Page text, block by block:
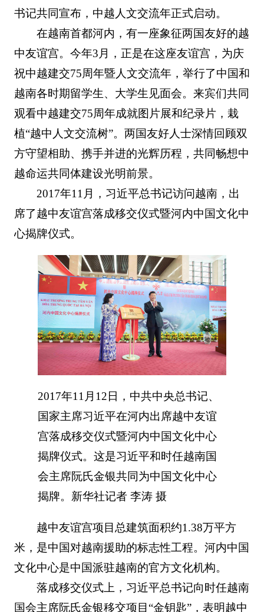
书记共同宣布，中越人文交流年正式启动。
在越南首都河内，有一座象征两国友好的越
中友谊宫。今年3月，正是在这座友谊宫，为庆
祝中越建交75周年暨人文交流年，举行了中国和
越南各时期留学生、大学生见面会。来宾们共同
观看中越建交75周年成就图片展和纪录片，栽
植“越中人文交流树”。两国友好人士深情回顾双
方守望相助、携手并进的光辉历程，共同畅想中
越命运共同体建设光明前景。
2017年11月，习近平总书记访问越南，出
席了越中友谊宫落成移交仪式暨河内中国文化中
心揭牌仪式。
2017年11月12日，中共中央总书记、
国家主席习近平在河内出席越中友谊
宫落成移交仪式暨河内中国文化中心
揭牌仪式。这是习近平和时任越南国
会主席阮氏金银共同为中国文化中心
揭牌。新华社记者 李涛 摄
越中友谊宫项目总建筑面积约1.38万平方
米，是中国对越南援助的标志性工程。河内中国
文化中心是中国派驻越南的官方文化机构。
落成移交仪式上，习近平总书记向时任越南
国会主席阮氏金银移交项目“金钥匙”，表明越中